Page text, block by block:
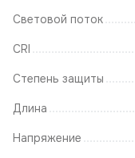
Световой поток
CRI
Степень защиты
Длина
Напряжение